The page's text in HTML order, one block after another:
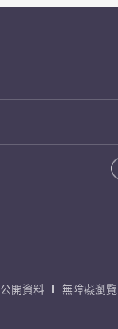
公開資料 無障礙瀏覽